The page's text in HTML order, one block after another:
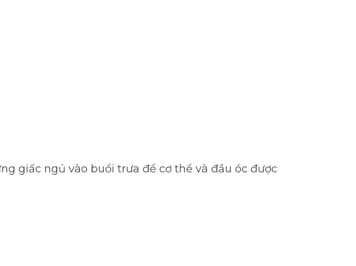
giấc ngủ vào buổi trưa để cơ thể và đầu óc được